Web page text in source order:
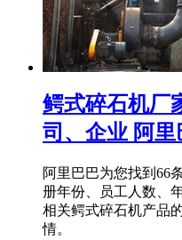
鳄式碎石机厂
司、企业 阿里
阿里巴巴为您找到66
册年份、员工人数、
相关鳄式碎石机产品
情。